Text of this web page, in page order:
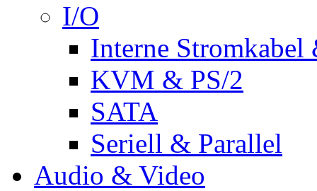
I/O
Interne Stromkabel
KVM & PS/2
SATA
Seriell & Parallel
Audio & Video